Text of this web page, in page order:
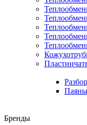
Бренды